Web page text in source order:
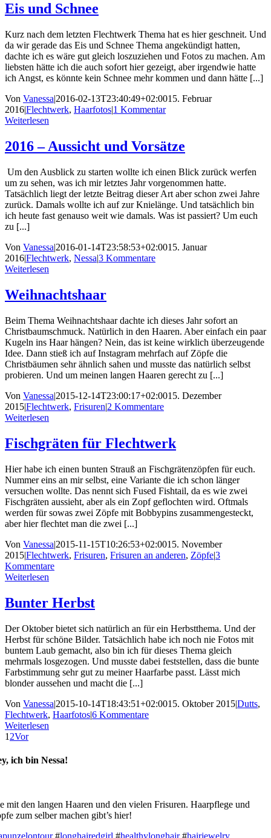
Eis und Schnee
Kurz nach dem letzten Flechtwerk Thema hat es hier geschneit. Und
da wir gerade das Eis und Schnee Thema angekündigt hatten,
dachte ich es wäre gut gleich loszuziehen und Fotos zu machen. Am
liebsten hätte ich die auch sofort hier gezeigt, aber irgendwie hatte
ich Angst, es könnte kein Schnee mehr kommen und dann hätte [...]
Von Vanessa|2016-02-13T23:40:49+02:0015. Februar
2016|Flechtwerk, Haarfotos|1 Kommentar
Weiterlesen
2016 – Aussicht und Vorsätze
Um den Ausblick zu starten wollte ich einen Blick zurück werfen
um zu sehen, was ich mir letztes Jahr vorgenommen hatte.
Tatsächlich liegt der letzte Beitrag dieser Art aber schon zwei Jahre
zurück. Damals wollte ich auf zur Knielänge. Und tatsächlich bin
ich heute fast genauso weit wie damals. Was ist passiert? Um euch
zu [...]
Von Vanessa|2016-01-14T23:58:53+02:0015. Januar
2016|Flechtwerk, Nessa|3 Kommentare
Weiterlesen
Weihnachtshaar
Beim Thema Weihnachtshaar dachte ich dieses Jahr sofort an
Christbaumschmuck. Natürlich in den Haaren. Aber einfach ein paar
Kugeln ins Haar hängen? Nein, das ist keine wirklich überzeugende
Idee. Dann stieß ich auf Instagram mehrfach auf Zöpfe die
Christbäumen sehr ähnlich sahen und musste das natürlich selbst
probieren. Und um meinen langen Haaren gerecht zu [...]
Von Vanessa|2015-12-14T23:00:17+02:0015. Dezember
2015|Flechtwerk, Frisuren|2 Kommentare
Weiterlesen
Fischgräten für Flechtwerk
Hier habe ich einen bunten Strauß an Fischgrätenzöpfen für euch.
Nummer eins an mir selbst, eine Variante die ich schon länger
versuchen wollte. Das nennt sich Fused Fishtail, da es wie zwei
Fischgräten aussieht, aber als ein Zopf geflochten wird. Oftmals
werden für sowas zwei Zöpfe mit Bobbypins zusammengesteckt,
aber hier flechtet man die zwei [...]
Von Vanessa|2015-11-15T10:26:53+02:0015. November
2015|Flechtwerk, Frisuren, Frisuren an anderen, Zöpfe|3
Kommentare
Weiterlesen
Bunter Herbst
Der Oktober bietet sich natürlich an für ein Herbstthema. Und der
Herbst für schöne Bilder. Tatsächlich habe ich noch nie Fotos mit
buntem Laub gemacht, also bin ich für dieses Thema gleich
mehrmals losgezogen. Und musste dabei feststellen, dass die bunte
Farbstimmung sehr gut zu meiner Haarfarbe passt. Lässt mich
blonder aussehen und macht die [...]
Von Vanessa|2015-10-14T18:43:51+02:0015. Oktober 2015|Dutts,
Flechtwerk, Haarfotos|6 Kommentare
Weiterlesen
1 2Vor
ich bin Nessa!
mit den langen Haaren und den vielen Frisuren. Haarpflege und
zum selber machen gibt’s hier!
#longhairedgirl #healthylonghair#hairjewelry